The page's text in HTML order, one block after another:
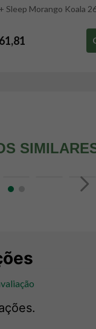
+ Sleep Morango Koala